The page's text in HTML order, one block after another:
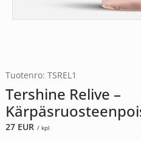
Tuotenro: TSREL1
Tershine Relive –
27 EUR / kpl